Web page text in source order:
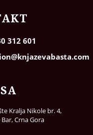
312 601
Kralja Nikole br. 4,
Crna Gora